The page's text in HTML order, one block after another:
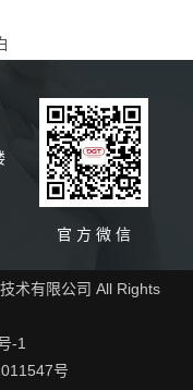
官 方 微 信
术有限公司 All Rights
-1
号